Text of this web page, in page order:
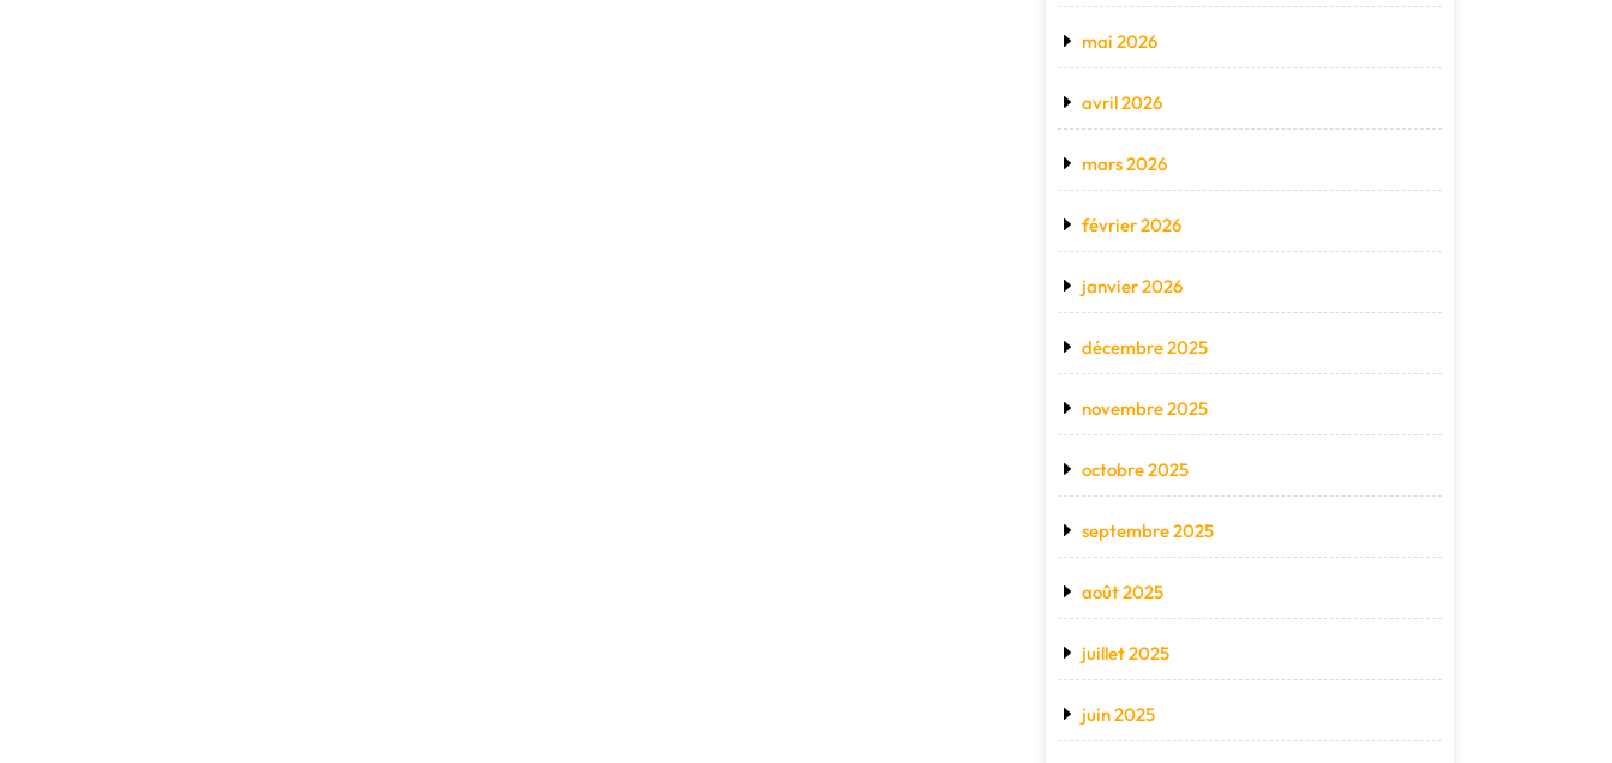
mai 2026
avril 2026
mars 2026
février 2026
janvier 2026
décembre 2025
novembre 2025
octobre 2025
septembre 2025
août 2025
juillet 2025
juin 2025